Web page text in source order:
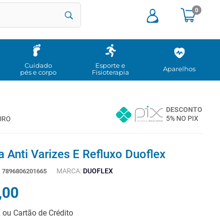
0
Cuidado
pés e corpo
Esporte e
Fisioterapia
Aparelhos
DESCONTO
5% NO PIX
Anti Varizes E Refluxo Duoflex
7896806201665 MARCA: DUOFLEX
,00
Cartão de Crédito